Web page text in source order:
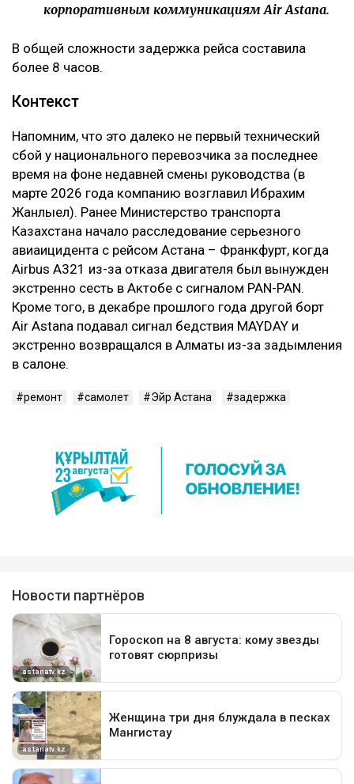
корпоративным коммуникациям Air Astana.
В общей сложности задержка рейса составила
более 8 часов.
Контекст
Напомним, что это далеко не первый технический
сбой у национального перевозчика за последнее
время на фоне недавней смены руководства (в
марте 2026 года компанию возглавил Ибрахим
Жанлыел). Ранее Министерство транспорта
Казахстана начало расследование серьезного
авиаицидента с рейсом Астана – Франкфурт, когда
Airbus A321 из-за отказа двигателя был вынужден
экстренно сесть в Актобе с сигналом PAN-PAN.
Кроме того, в декабре прошлого года другой борт
Air Astana подавал сигнал бедствия MAYDAY и
экстренно возвращался в Алматы из-за задымления
в салоне.
ремонт самолет Эйр Астана задержка